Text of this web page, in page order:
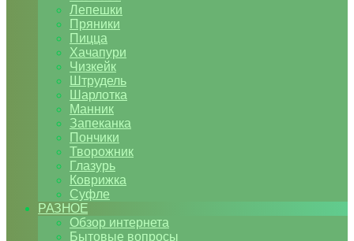
Лепешки
Пряники
Пицца
Хачапури
Чизкейк
Штрудель
Шарлотка
Манник
Запеканка
Пончики
Творожник
Глазурь
Коврижка
Суфле
РАЗНОЕ
Обзор интернета
Бытовые вопросы